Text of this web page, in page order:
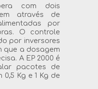
com dois
através de
por
O controle
por inversores
que a dosagem
A EP 2000 é
pacotes de
Kg e 1 Kg de